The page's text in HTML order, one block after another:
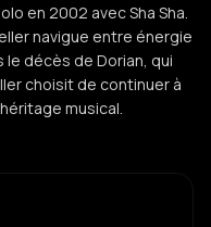
en 2002 avec Sha Sha.
navigue entre énergie
le décès de Dorian, qui
choisit de continuer à
musical.